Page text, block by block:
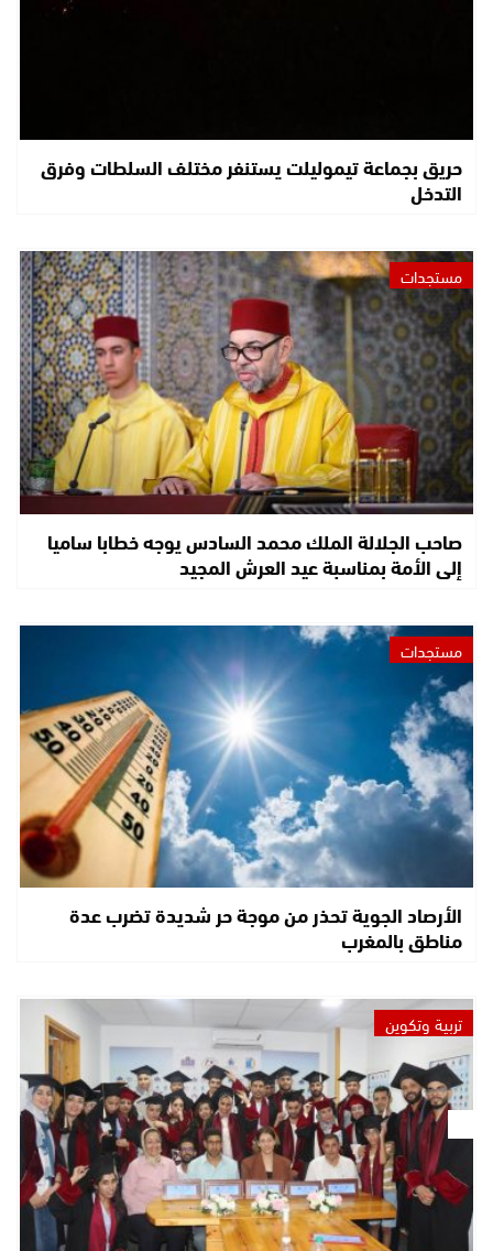
حريق بجماعة تيموليلت يستنفر مختلف السلطات وفرق
التدخل
مستجدات
صاحب الجلالة الملك محمد السادس يوجه خطابا ساميا
إلى الأمة بمناسبة عيد العرش المجيد
مستجدات
الأرصاد الجوية تحذر من موجة حر شديدة تضرب عدة
مناطق بالمغرب
تربية وتكوين